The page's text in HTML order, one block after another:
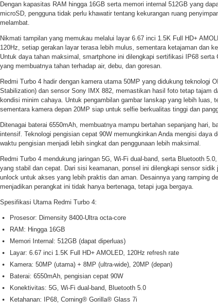
Dengan kapasitas RAM hingga 16GB serta memori internal 512GB yang
microSD, pengguna tidak perlu khawatir tentang kekurangan ruang
melambat.
Nikmati tampilan yang memukau melalui layar 6.67 inci 1.5K Full HD+
120Hz, setiap gerakan layar terasa lebih mulus, sementara ketajaman dan
Untuk daya tahan maksimal, smartphone ini dilengkapi sertifikasi IP68
yang membuatnya tahan terhadap air, debu, dan goresan.
Redmi Turbo 4 hadir dengan kamera utama 50MP yang didukung teknologi
Stabilization) dan sensor Sony IMX 882, memastikan hasil foto tetap tajam
kondisi minim cahaya. Untuk pengambilan gambar lanskap yang lebih luas,
sementara kamera depan 20MP siap untuk selfie berkualitas tinggi dan
Ditenagai baterai 6550mAh, membuatnya mampu bertahan sepanjang hari,
intensif. Teknologi pengisian cepat 90W memungkinkan Anda mengisi daya
waktu pengisian menjadi lebih singkat dan penggunaan lebih maksimal.
Redmi Turbo 4 mendukung jaringan 5G, Wi-Fi dual-band, serta Bluetooth
yang stabil dan cepat. Dari sisi keamanan, ponsel ini dilengkapi sensor
unlock untuk akses yang lebih praktis dan aman. Desainnya yang ramping
menjadikan perangkat ini tidak hanya bertenaga, tetapi juga bergaya.
Spesifikasi Utama Redmi Turbo 4:
Prosesor: Dimensity 8400-Ultra octa-core
RAM: Hingga 16GB
Memori Internal: 512GB (dapat diperluas)
Layar: 6.67 inci 1.5K Full HD+ AMOLED, 120Hz refresh rate
Kamera: 50MP (utama) + 8MP (ultra-wide), 20MP (depan)
Baterai: 6550mAh, pengisian cepat 90W
Konektivitas: 5G, Wi-Fi dual-band, Bluetooth 5.0
Ketahanan: IP68, Corning® Gorilla® Glass 7i